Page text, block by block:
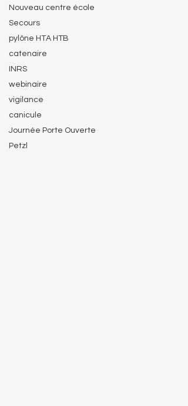
Nouveau centre école
Secours
pylône HTA HTB
catenaire
INRS
webinaire
vigilance
canicule
Journée Porte Ouverte
Petzl